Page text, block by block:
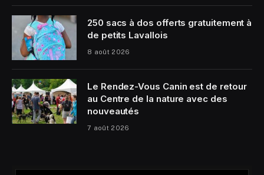
250 sacs à dos offerts gratuitement à
de petits Lavallois
8 août 2026
Le Rendez-Vous Canin est de retour
au Centre de la nature avec des
nouveautés
7 août 2026